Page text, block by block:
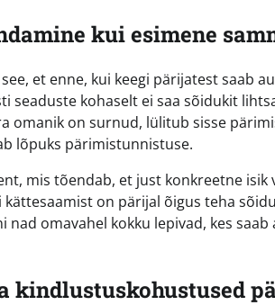
kui esimene
et enne, kui keegi pärijatest saab
seaduste kohaselt ei saa sõidukit
omanik on surnud, lülitub sisse
lõpuks pärimistunnistuse.
mis tõendab, et just konkreetne
on pärijal õigus teha
nad omavahel kokku lepivad, kes
kindlustuskohustused